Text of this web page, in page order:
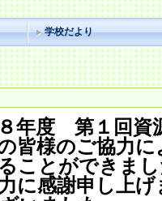
学校だより
年度 第１回資
皆様のご協力に
ことができまし
に感謝申し上げ